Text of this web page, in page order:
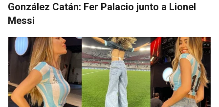
González Catán: Fer Palacio junto a Lionel
Messi